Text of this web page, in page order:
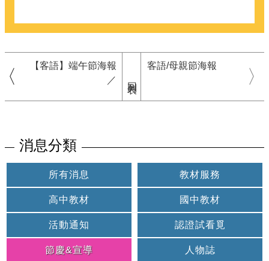
【客語】端午節海報
／
客語/母親節海報
消息分類
所有消息 教材服務
高中教材 國中教材
活動通知 認證試看覓
節慶&宣導 人物誌